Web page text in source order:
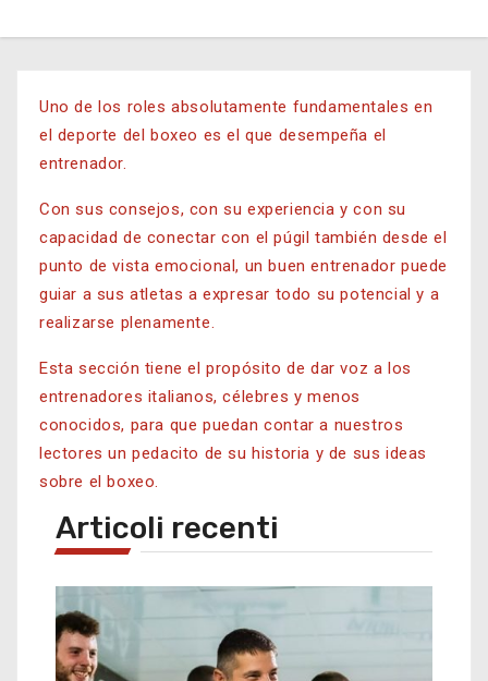
Uno de los roles absolutamente fundamentales en
el deporte del boxeo es el que desempeña el
entrenador.
Con sus consejos, con su experiencia y con su
capacidad de conectar con el púgil también desde el
punto de vista emocional, un buen entrenador puede
guiar a sus atletas a expresar todo su potencial y a
realizarse plenamente.
Esta sección tiene el propósito de dar voz a los
entrenadores italianos, célebres y menos
conocidos, para que puedan contar a nuestros
lectores un pedacito de su historia y de sus ideas
sobre el boxeo.
Articoli recenti